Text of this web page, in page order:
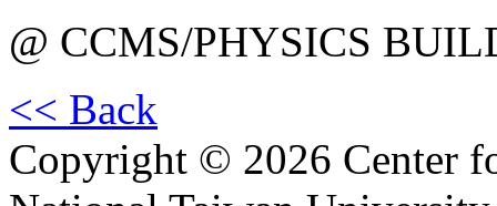
@ CCMS/PHYSICS
<< Back
Copyright © 2026 Center